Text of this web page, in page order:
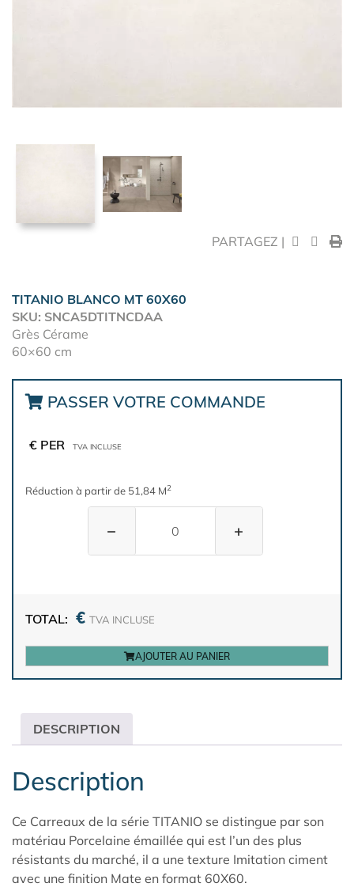
PARTAGEZ |
TITANIO BLANCO MT 60X60
SKU: SNCA5DTITNCDAA
Grès Cérame
60×60 cm
PASSER VOTRE COMMANDE
€ PER TVA INCLUSE
Réduction à partir de 51,84 M2
− +
TOTAL: € TVA INCLUSE
AJOUTER AU PANIER
DESCRIPTION
Description
Ce Carreaux de la série TITANIO se distingue par son
matériau Porcelaine émaillée qui est l’un des plus
résistants du marché, il a une texture Imitation ciment
avec une finition Mate en format 60X60.